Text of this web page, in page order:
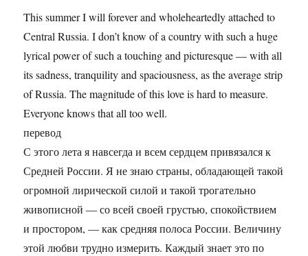
This summer I will forever and wholeheartedly attached to
Central Russia. I don’t know of a country with such a huge
lyrical power of such a touching and picturesque — with all
its sadness, tranquility and spaciousness, as the average strip
of Russia. The magnitude of this love is hard to measure.
Everyone knows that all too well.
перевод
С этого лета я навсегда и всем сердцем привязался к
Средней России. Я не знаю страны, обладающей такой
огромной лирической силой и такой трогательно
живописной — со всей своей грустью, спокойствием
и простором, — как средняя полоса России. Величину
этой любви трудно измерить. Каждый знает это по